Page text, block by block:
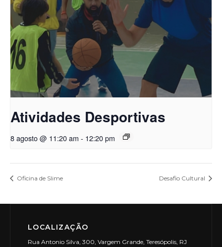
Atividades Desportivas
8 agosto @ 11:20 am - 12:20 pm
Oficina de Slime Desafio Cultural
LOCALIZAÇÃO
Rua Antonio Silva, 300, Vargem Grande, Teresópolis, RJ